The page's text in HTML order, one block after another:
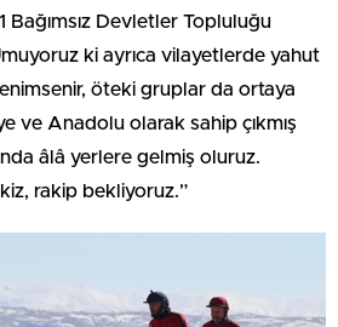
Bağımsız Devletler Topluluğu
ki ayrıca vilayetlerde yahut
öteki gruplar da ortaya
ve Anadolu olarak sahip çıkmış
âlâ yerlere gelmiş oluruz.
rakip bekliyoruz.”